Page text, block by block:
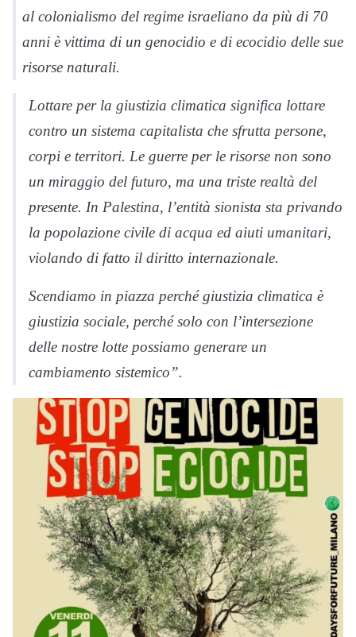
al colonialismo del regime israeliano da più di 70
anni è vittima di un genocidio e di ecocidio delle sue
risorse naturali.
Lottare per la giustizia climatica significa lottare
contro un sistema capitalista che sfrutta persone,
corpi e territori. Le guerre per le risorse non sono
un miraggio del futuro, ma una triste realtà del
presente. In Palestina, l’entità sionista sta privando
la popolazione civile di acqua ed aiuti umanitari,
violando di fatto il diritto internazionale.
Scendiamo in piazza perché giustizia climatica è
giustizia sociale, perché solo con l’intersezione
delle nostre lotte possiamo generare un
cambiamento sistemico”.